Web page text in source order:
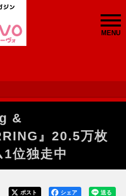
MENU
&
』20.5万枚
位独走中
送る
シェア
ポスト